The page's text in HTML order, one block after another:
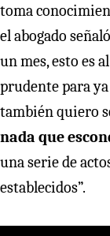
toma
el abogado
un mes, esto es
prudente para
también quiero
nada que
una serie de
establecidos”.